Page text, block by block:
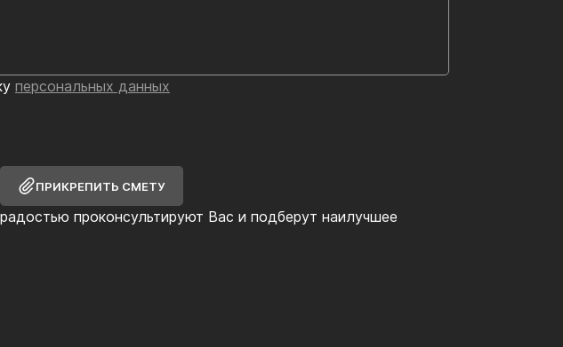
проконсультируют Вас и подберут наилучшее
персональных данных
ПРИКРЕПИТЬ СМЕТУ